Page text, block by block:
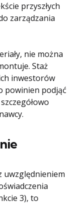
przyszłych
zarządzania
nie można
Staż
inwestorów
powinien podjąć
uwzględnieniem
3), to